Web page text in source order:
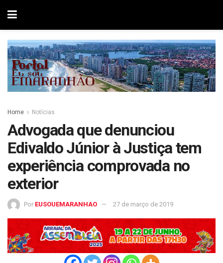
Home Notícias
Advogada que denunciou
Edivaldo Júnior à Justiça tem
experiência comprovada no
exterior
Por EUSOUEMARANHAO 27 de março de 2019